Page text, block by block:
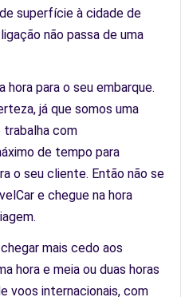
superfície à cidade de
não passa de uma
hora para o seu embarque.
já que somos uma
trabalha com
de tempo para
o seu cliente. Então não se
e chegue na hora
mais cedo aos
hora e meia ou duas horas
voos internacionais, com